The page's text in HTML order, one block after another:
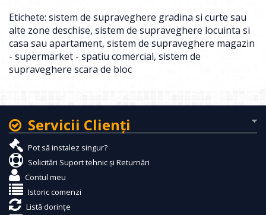
Etichete: sistem de supraveghere gradina si curte sau
alte zone deschise, sistem de supraveghere locuinta si
casa sau apartament, sistem de supraveghere magazin
- supermarket - spatiu comercial, sistem de
supraveghere scara de bloc
Servicii Clienţi
Pot să instalez singur?
Solicitări Suport tehnic și Returnări
Contul meu
Istoric comenzi
Listă dorințe